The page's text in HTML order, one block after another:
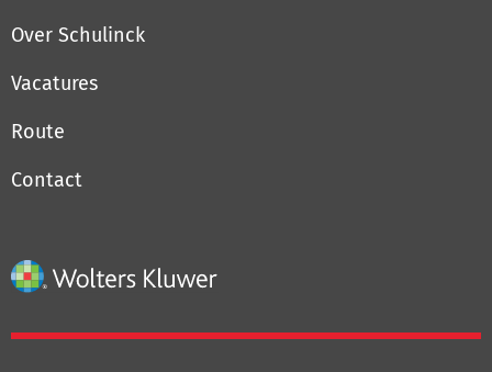
Over Schulinck
Vacatures
Route
Contact